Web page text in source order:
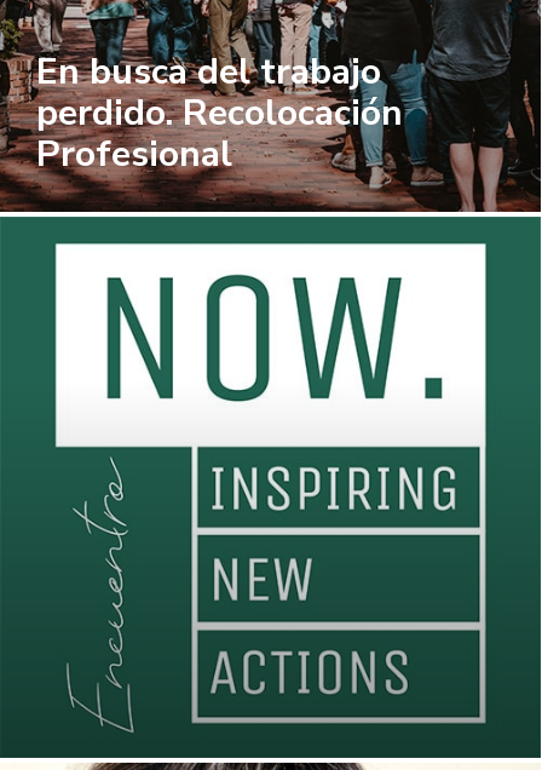
En busca del trabajo
perdido. Recolocación
Profesional